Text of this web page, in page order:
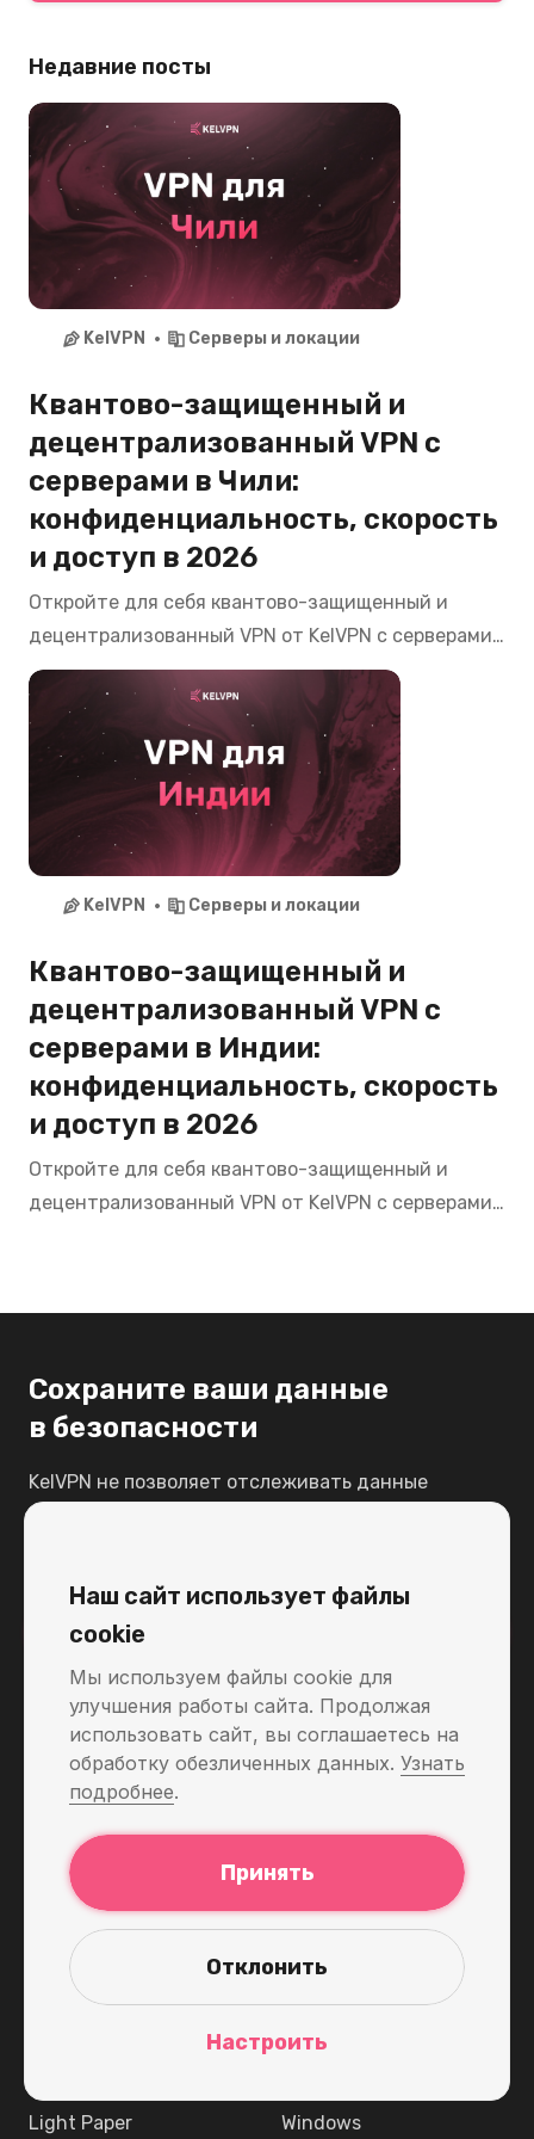
может нарушать местные законы.
Используйте KelVPN для защиты данных,
чтобы избежать проблем.
Недавние посты
KelVPN Серверы и локации
Квантово-защищенный и
децентрализованный VPN с
серверами в Чили:
конфиденциальность, скорость
и доступ в 2026
Откройте для себя квантово-защищенный и
децентрализованный VPN от KelVPN с серверами
в Чили. Смотрите CNTV Play, Mega, Chilevisión,
пользуйтесь банкингом Banco de Chile, Santander
из любой точки мира с максимальной
приватностью в 2026.
KelVPN Серверы и локации
Квантово-защищенный и
децентрализованный VPN с
серверами в Индии:
конфиденциальность, скорость
и доступ в 2026
Откройте для себя квантово-защищенный и
децентрализованный VPN от KelVPN с серверами
Сохраните ваши данные
в безопасности
KelVPN не позволяет отслеживать данные
пользователей по точке доступа WiFi,
Ознакомиться с ценами
Приступим
Обновления
Скачать
KelVPN Wiki
VPN-Сервис
KelVPN
Explorer
Блог
Light Paper Windows
Наш сайт использует файлы
cookie
Мы используем файлы cookie для
улучшения работы сайта. Продолжая
использовать сайт, вы соглашаетесь на
обработку обезличенных данных. Узнать
подробнее.
Принять
Отклонить
Настроить